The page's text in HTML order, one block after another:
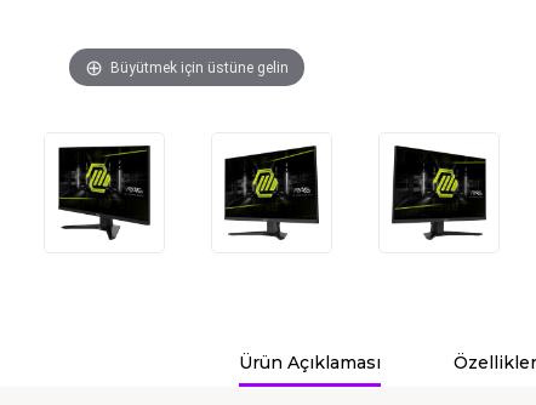
Büyütmek için üstüne gelin
Ürün Açıklaması Özellikler